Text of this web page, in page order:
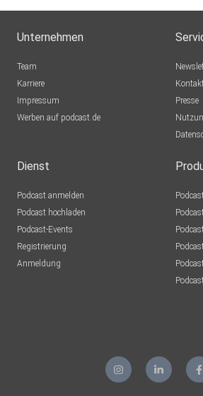
Unternehmen
Team
Karriere
Impressum
Werben auf podcast.de
Presse
Dienst
Podcast anmelden
Podcast hochladen
Podcast-Events
Registrierung
Anmeldung